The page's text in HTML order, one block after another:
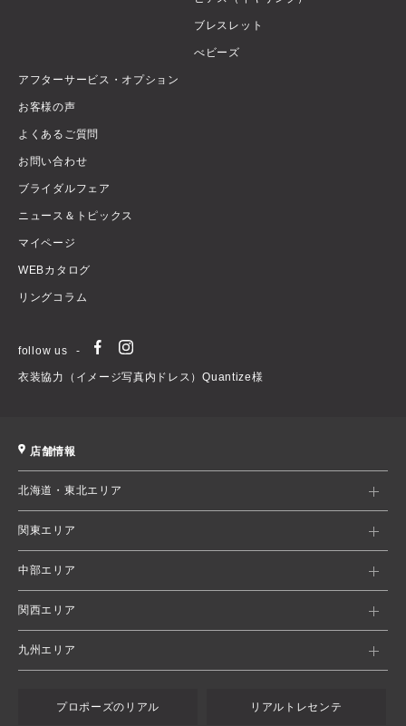
ブレスレット
べビーズ
アフターサービス・オプション
お客様の声
よくあるご質問
お問い合わせ
ブライダルフェア
ニュース＆トピックス
マイページ
WEBカタログ
リングコラム
follow us
衣装協力（イメージ写真内ドレス）Quantize様
店舗情報
北海道・東北エリア
関東エリア
中部エリア
関西エリア
九州エリア
プロポーズのリアル リアルトレセンテ